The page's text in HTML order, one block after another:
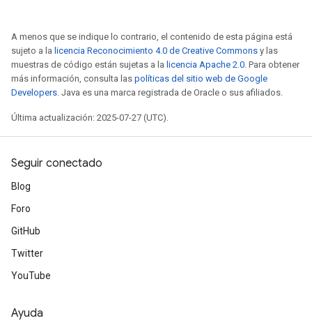
A menos que se indique lo contrario, el contenido de esta página está
sujeto a la licencia Reconocimiento 4.0 de Creative Commons y las
muestras de código están sujetas a la licencia Apache 2.0. Para obtener
más información, consulta las políticas del sitio web de Google
Developers. Java es una marca registrada de Oracle o sus afiliados.
Última actualización: 2025-07-27 (UTC).
Seguir conectado
Blog
Foro
GitHub
Twitter
YouTube
Ayuda